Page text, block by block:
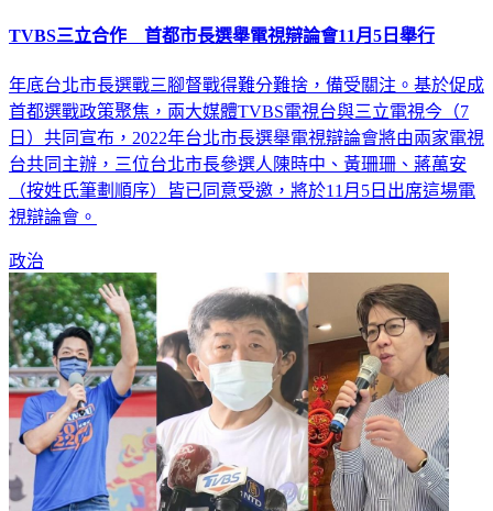
TVBS三立合作 首都市長選舉電視辯論會11月5日舉行
年底台北市長選戰三腳督戰得難分難捨，備受關注。基於促成
首都選戰政策聚焦，兩大媒體TVBS電視台與三立電視今（7
日）共同宣布，2022年台北市長選舉電視辯論會將由兩家電視
台共同主辦，三位台北市長參選人陳時中、黃珊珊、蔣萬安
（按姓氏筆劃順序）皆已同意受邀，將於11月5日出席這場電
視辯論會。
政治